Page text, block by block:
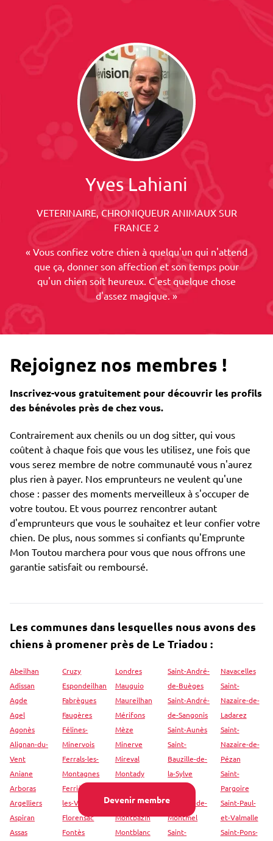
Devenir membre
Yves Lahiani
VETERINAIRE, CHRONIQUEUR ANIMAUX SUR
FRANCE 2
« Vous confiez votre chien à quelqu'un qui n'attend
que ça, donner son affection et son temps pour
qu'un chien soit heureux. C'est quelque chose
d'assez magique. »
Rejoignez nos membres !
Inscrivez-vous gratuitement pour découvrir les profils
des bénévoles près de chez vous.
Contrairement aux chenils ou un dog sitter, qui vous
coûtent à chaque fois que vous les utilisez, une fois que
vous serez membre de notre communauté vous n'aurez
plus rien à payer. Nos emprunteurs ne veulent qu'une
chose : passer des moments merveilleux à s'occuper de
votre toutou. Et vous pourrez rencontrer autant
d'emprunteurs que vous le souhaitez et leur confier votre
chien. De plus, nous sommes si confiants qu'Emprunte
Mon Toutou marchera pour vous que nous offrons une
garantie satisfait ou remboursé.
Les communes dans lesquelles nous avons des
chiens à promener près de Le Triadou :
Abeilhan
Adissan
Agde
Agel
Agonès
Alignan-du-
Vent
Aniane
Arboras
Argelliers
Aspiran
Assas
Cruzy
Espondeilhan
Fabrègues
Faugères
Félines-
Minervois
Ferrals-les-
Montagnes
Ferrières-
les-Verreries
Florensac
Fontès
Londres
Mauguio
Maureilhan
Mérifons
Mèze
Minerve
Mireval
Montady
Montaud
Montbazin
Montblanc
Saint-André-
de-Buèges
Saint-André-
de-Sangonis
Saint-Aunès
Saint-
Bauzille-de-
la-Sylve
Bauzille-de-
Montmel
Saint-
Navacelles
Saint-
Nazaire-de-
Ladarez
Saint-
Nazaire-de-
Pézan
Saint-
Pargoire
Saint-Paul-
et-Valmalle
Saint-Pons-